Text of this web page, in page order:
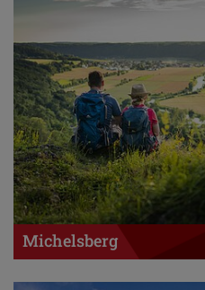
Michelsberg